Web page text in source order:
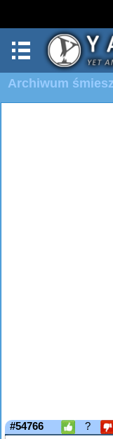
Archiwum
#54766 ?